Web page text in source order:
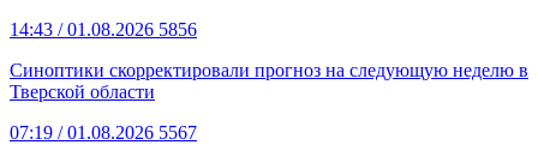
14:43 / 01.08.2026 5856
Синоптики скорректировали прогноз на следующую неделю в
Тверской области
07:19 / 01.08.2026 5567